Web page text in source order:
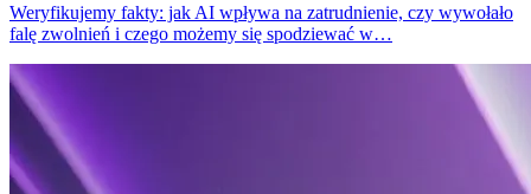
Weryfikujemy fakty: jak AI wpływa na zatrudnienie, czy wywołało
falę zwolnień i czego możemy się spodziewać w…